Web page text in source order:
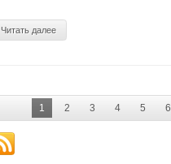
Читать далее
1 2 3 4 5 6